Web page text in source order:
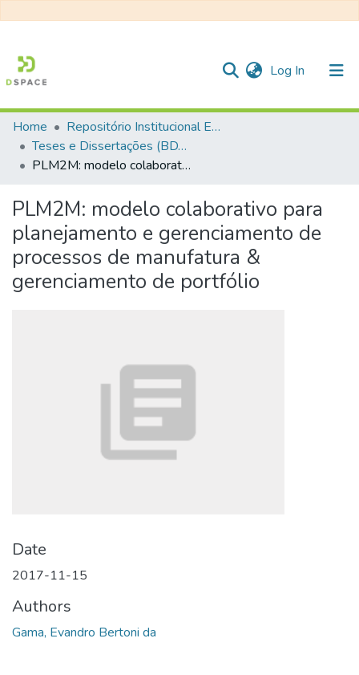
Log In (current)
Communities & Collections
All of DSpace
Statistics
Home
Repositório Institucional EESC
Teses e Dissertações (BDTD USP)
PLM2M: modelo colaborativo para planejamento e gerenciamento de processos de manufatura & gerenciamento de portfólio
PLM2M: modelo colaborativo para
planejamento e gerenciamento de
processos de manufatura &
gerenciamento de portfólio
Date
2017-11-15
Authors
Gama, Evandro Bertoni da